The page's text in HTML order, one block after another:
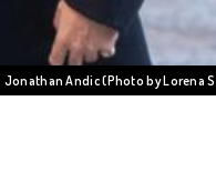
Jonathan Andic (Photo by Lorena